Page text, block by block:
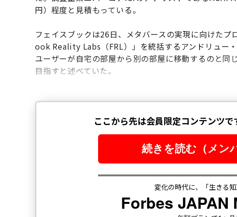
円）程度と見積もっている。
フェイスブックは26日、メタバースの実現に向けた
ook Reality Labs（FRL）」を統括するアンドリュー
ユーザーが自宅の部屋から別の部屋に移動するのと同
目指すと述べていた。